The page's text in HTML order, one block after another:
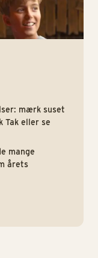
mærk suset
Tak eller se
mange
årets